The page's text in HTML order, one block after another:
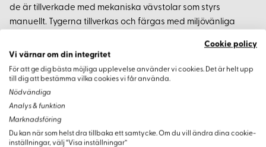
de är tillverkade med mekaniska vävstolar som styrs
manuellt. Tygerna tillverkas och färgas med miljövänliga
ingen miljö- eller hälsofarlig kemikalie finns.
Beställningsinformation
Minsta köpmängd är 0,5 meter. Eftersom färger kan se
annorlunda ut på olika skärmar, rekommenderar vi
beställning av ett tygprov innan köp för att säkerställa att du
Cookie policy
Vi värnar om din integritet
För att ge dig bästa möjliga upplevelse använder vi cookies. Det är helt upp
till dig att bestämma vilka cookies vi får använda.
Nödvändiga
Analys & funktion
Marknadsföring
Du kan när som helst dra tillbaka ett samtycke. Om du vill ändra dina cookie-
inställningar, välj “Visa inställningar”